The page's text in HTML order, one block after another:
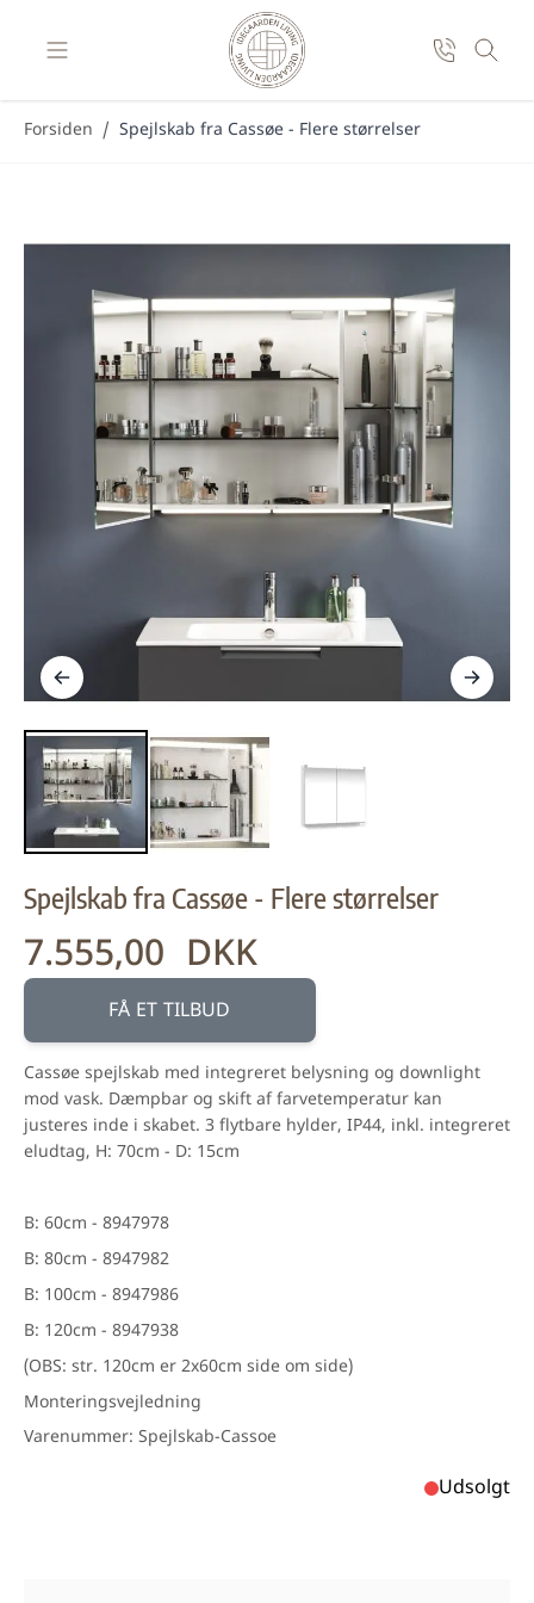
Forsiden / Spejlskab fra Cassøe - Flere størrelser
Spejlskab fra Cassøe - Flere størrelser
Fra:
7.555,00 DKK
FÅ ET TILBUD
Cassøe spejlskab med integreret belysning og downlight
mod vask. Dæmpbar og skift af farvetemperatur kan
justeres inde i skabet. 3 flytbare hylder, IP44, inkl. integreret
eludtag, H: 70cm - D: 15cm
B: 60cm - 8947978
B: 80cm - 8947982
B: 100cm - 8947986
B: 120cm - 8947938
(OBS: str. 120cm er 2x60cm side om side)
Monteringsvejledning
Varenummer: Spejlskab-Cassoe
Udsolgt